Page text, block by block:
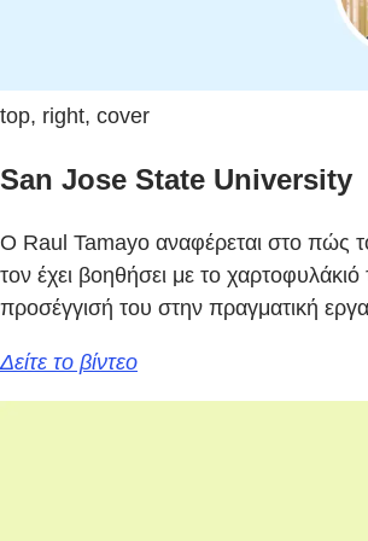
top, right, cover
San Jose State University
Ο Raul Tamayo αναφέρεται στο πώς
τον έχει βοηθήσει με το χαρτοφυλάκιό
προσέγγισή του στην πραγματική
Δείτε το βίντεο